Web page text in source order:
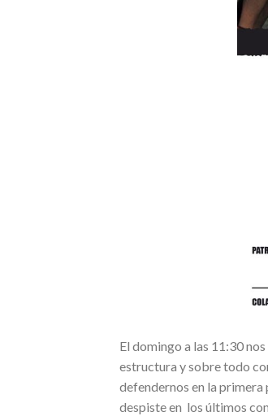
El domingo a las 11:30
estructura y sobre todo
defendernos en la primera
despiste en los últimos